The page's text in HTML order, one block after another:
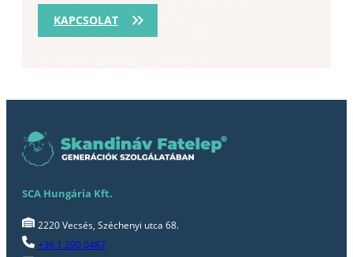
KAPCSOLAT
SCA Hungária Kft.
2220 Vecsés, Széchenyi utca 68.
+36 1 290 0487